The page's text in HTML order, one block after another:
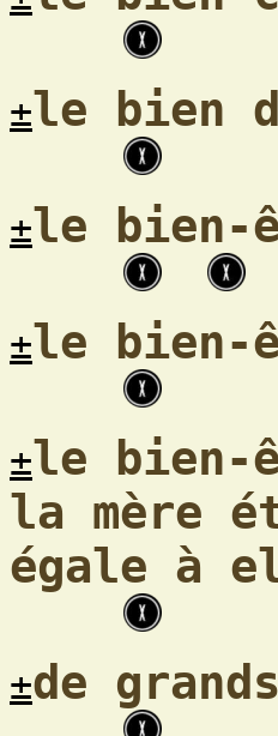
±le bien
±le bien-
±le bien-
±le bien-
la mère
égale à
±de